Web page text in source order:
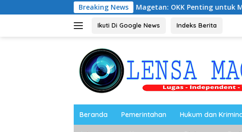
ke
Breaking News
Ketua PWI Magetan: OKK Penting untuk Mencetak Wartawan
Ikuti Di Google News Indeks Berita
Beranda Pemerintahan Hukum dan